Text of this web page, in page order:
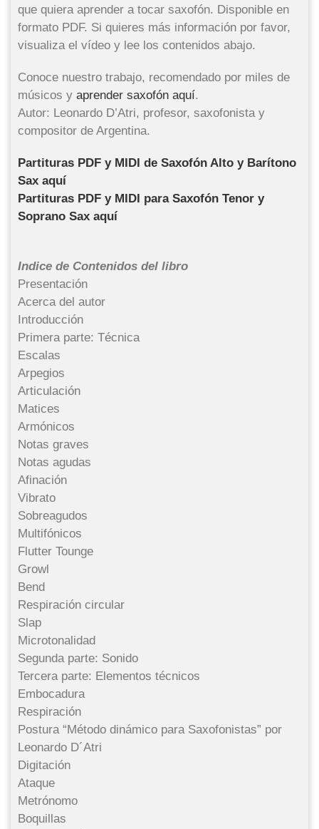
que quiera aprender a tocar saxofón. Disponible en
formato PDF. Si quieres más información por favor,
visualiza el vídeo y lee los contenidos abajo.
Conoce nuestro trabajo, recomendado por miles de
músicos y aprender saxofón aquí.
Autor: Leonardo D’Atri, profesor, saxofonista y
compositor de Argentina.
Partituras PDF y MIDI de Saxofón Alto y Barítono
Sax aquí
Partituras PDF y MIDI para Saxofón Tenor y
Soprano Sax aquí
Indice de Contenidos del libro
Presentación
Acerca del autor
Introducción
Primera parte: Técnica
Escalas
Arpegios
Articulación
Matices
Armónicos
Notas graves
Notas agudas
Afinación
Vibrato
Sobreagudos
Multifónicos
Flutter Tounge
Growl
Bend
Respiración circular
Slap
Microtonalidad
Segunda parte: Sonido
Tercera parte: Elementos técnicos
Embocadura
Respiración
Postura “Método dinámico para Saxofonistas” por
Leonardo D´Atri
Digitación
Ataque
Metrónomo
Boquillas